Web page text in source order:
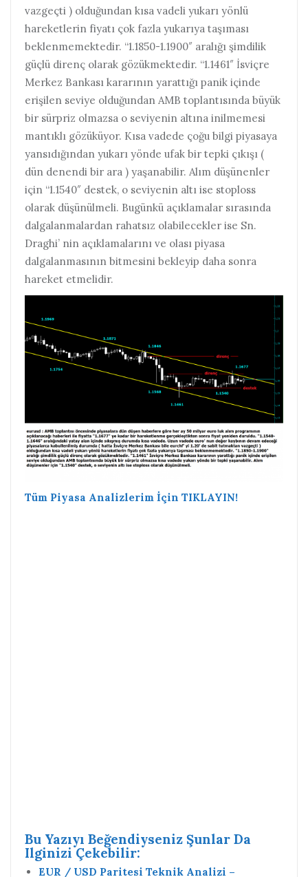
vazgeçti ) olduğundan kısa vadeli yukarı yönlü
hareketlerin fiyatı çok fazla yukarıya taşıması
beklenmemektedir. “1.1850-1.1900″ aralığı şimdilik
güçlü direnç olarak gözükmektedir. “1.1461″ İsviçre
Merkez Bankası kararının yarattığı panik içinde
erişilen seviye olduğundan AMB toplantısında büyük
bir sürpriz olmazsa o seviyenin altına inilmemesi
mantıklı gözüküyor. Kısa vadede çoğu bilgi piyasaya
yansıdığından yukarı yönde ufak bir tepki çıkışı (
dün denendi bir ara ) yaşanabilir. Alım düşünenler
için “1.1540″ destek, o seviyenin altı ise stoploss
olarak düşünülmeli. Bugünkü açıklamalar sırasında
dalgalanmalardan rahatsız olabilecekler ise Sn.
Draghi’ nin açıklamalarını ve olası piyasa
dalgalanmasının bitmesini bekleyip daha sonra
hareket etmelidir.
Tüm Piyasa Analizlerim İçin TIKLAYIN!
Bu Yazıyı Beğendiyseniz Şunlar Da
Ilginizi Çekebilir:
EUR / USD Paritesi Teknik Analizi –